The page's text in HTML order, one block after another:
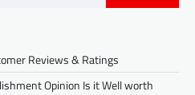
Reviews & Ratings
Opinion Is it Well worth